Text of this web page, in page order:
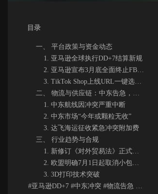
目录
一、 平台政策与资金动态
1. 亚马逊全球执行DD+7结算新规
2. 亚马逊宣布3月底全面终止FBA混仓模式
3. TikTok Shop上线URL一键选品工具
二、 物流与供应链：中东告急，运力受阻
1. 中东航线因冲突严重中断
2. 中东市场“今年或颗粒无收”
3. 达飞海运征收紧急冲突附加费
三、 行业趋势与合规
1. 新修订《对外贸易法》正式实施
2. 欧盟明确7月1日起取消小包免税额度
3. 3D打印技术突破
#亚马逊DD+7 #中东冲突 #物流告急 #FBA混仓 #TikTokShop #3D打印